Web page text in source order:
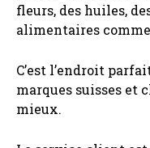
fleurs, des huiles,
alimentaires comme
C’est l’endroit
marques suisses et
mieux.